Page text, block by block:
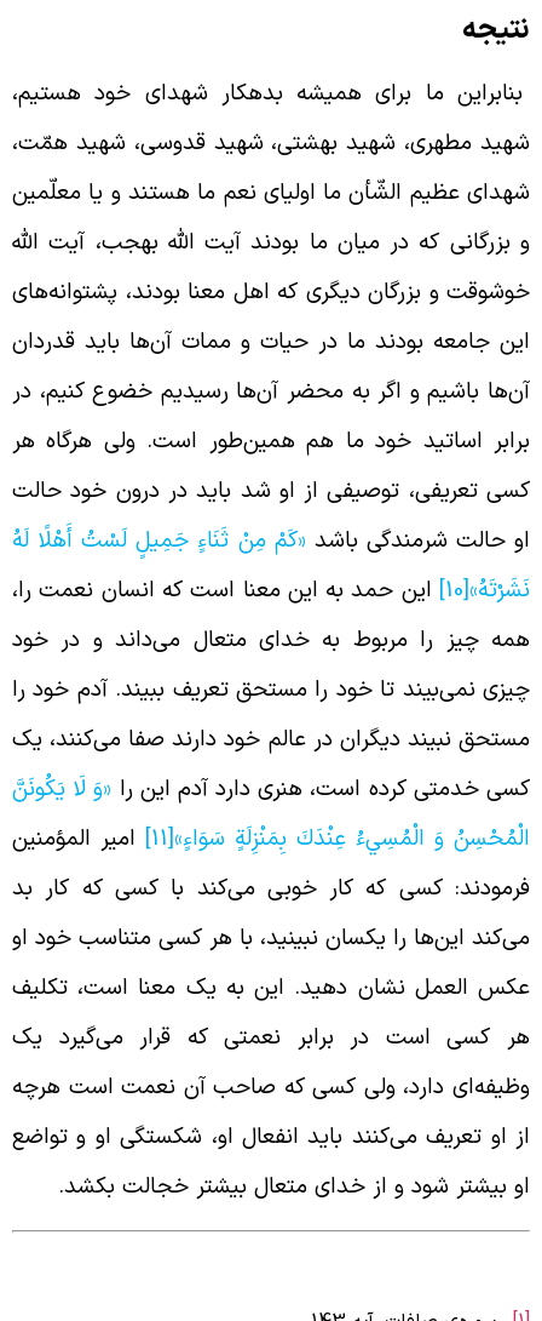
ما برای همیشه بدهکار شهدای خود هستیم،
مطهری، شهید بهشتی، شهید قدوسی، شهید همّت،
عظیم الشّأن ما اولیای نعم ما هستند و یا معلّمین
بزرگانی که در میان ما بودند آیت الله بهجب، آیت الله
و بزرگان دیگری که اهل معنا بودند، پشتوانه‌های
جامعه بودند ما در حیات و ممات آن‌ها باید قدردان
باشیم و اگر به محضر آن‌ها رسیدیم خضوع کنیم، در
اساتید خود ما هم همین‌طور است. ولی هرگاه هر
تعریفی، توصیفی از او شد باید در درون خود حالت
حالت شرمندگی باشد«کَمْ مِنْ ثَنَاءٍ جَمِيلٍ لَسْتُ أَهْلًا لَهُ
[10]
این حمد به این معنا است که انسان نعمت را،
چیز را مربوط به خدای متعال می‌داند و در خود
نمی‌بیند تا خود را مستحق تعریف ببیند. آدم خود را
نبیند دیگران در عالم خود دارند صفا می‌کنند، یک
خدمتی کرده است، هنری دارد آدم این را«وَ لَا يَكُونَنَّ
وَ الْمُسِي‏ءُ عِنْدَكَ بِمَنْزِلَةٍ سَوَاءٍ»[11]
امیر المؤمنین
کسی که کار خوبی می‌کند با کسی که کار بد
این‌ها را یکسان نبینید، با هر کسی متناسب خود او
العمل نشان دهید. این به یک معنا است، تکلیف
کسی است در برابر نعمتی که قرار می‌گیرد یک
دارد، ولی کسی که صاحب آن نعمت است هرچه
او تعریف می‌کنند باید انفعال او، شکستگی او و تواضع
بیشتر شود و از خدای متعال بیشتر خجالت بکشد.